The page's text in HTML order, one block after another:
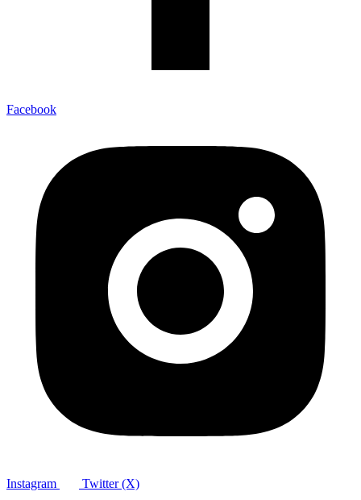
Facebook
Instagram Twitter (X)